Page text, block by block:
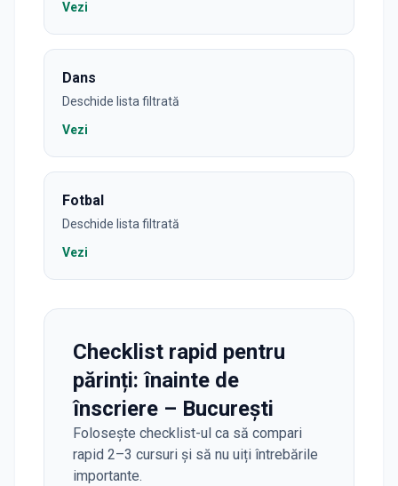
Vezi
Dans
Deschide lista filtrată
Vezi
Fotbal
Deschide lista filtrată
Vezi
Checklist rapid pentru
părinți: înainte de
înscriere – București
Folosește checklist-ul ca să compari
rapid 2–3 cursuri și să nu uiți întrebările
importante.